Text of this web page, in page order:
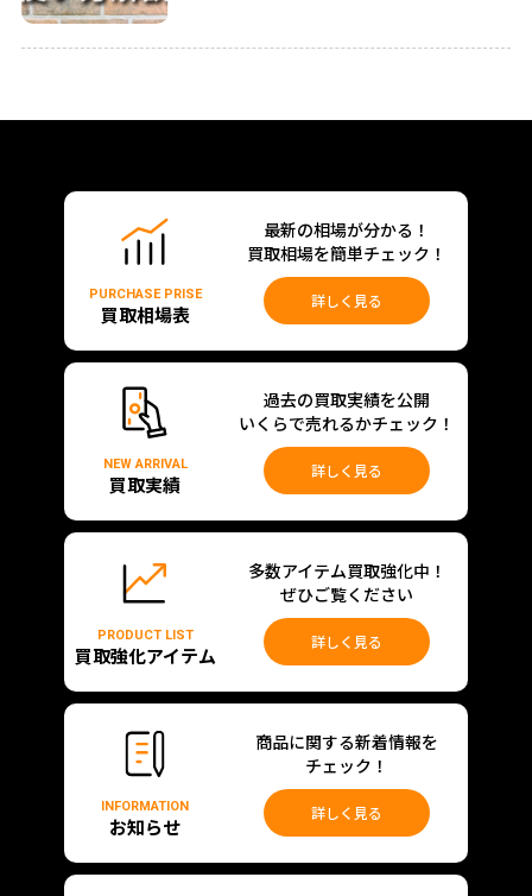
PURCHASE PRISE
買取相場表
最新の相場が分かる！
買取相場を簡単チェック！
詳しく見る
NEW ARRIVAL
買取実績
過去の買取実績を公開
いくらで売れるかチェック！
詳しく見る
PRODUCT LIST
買取強化アイテム
多数アイテム買取強化中！
ぜひご覧ください
詳しく見る
INFORMATION
お知らせ
商品に関する新着情報を
チェック！
詳しく見る